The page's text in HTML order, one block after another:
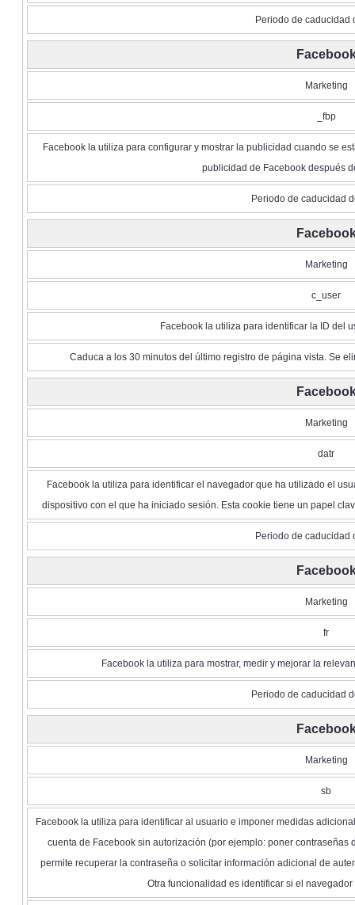
Periodo de caducidad
Marketing
_fbp
Facebook la utiliza para configurar y mostrar la publicidad cuando se
publicidad de Facebook después
Periodo de caducidad
Marketing
c_user
Facebook la utiliza para identificar la ID del
Caduca a los 30 minutos del último registro de página vista. Se
Marketing
datr
Facebook la utiliza para identificar el navegador que ha utilizado el
dispositivo con el que ha iniciado sesión. Esta cookie tiene un papel
Periodo de caducidad
Marketing
fr
Facebook la utiliza para mostrar, medir y mejorar la
Periodo de caducidad
Marketing
sb
Facebook la utiliza para identificar al usuario e imponer medidas
cuenta de Facebook sin autorización (por ejemplo: poner
permite recuperar la contraseña o solicitar información adicional de
Otra funcionalidad es identificar si el